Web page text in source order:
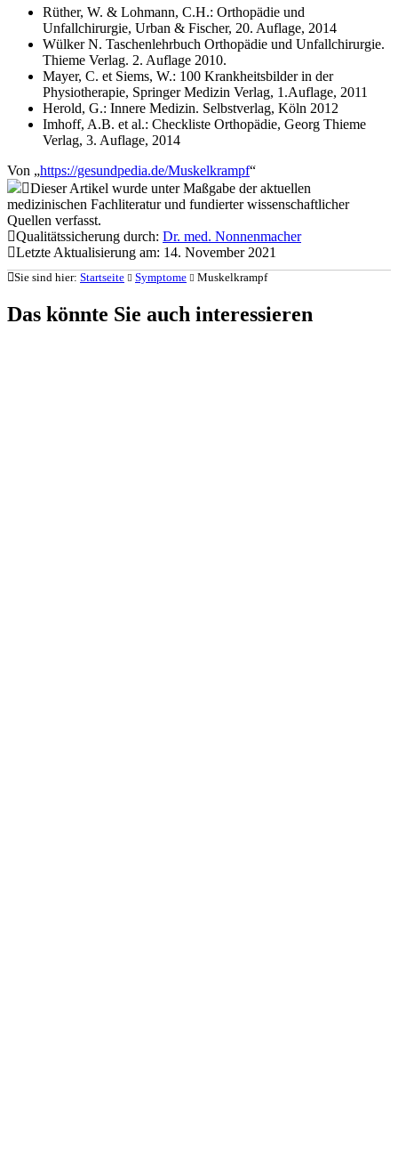
Rüther, W. & Lohmann, C.H.: Orthopädie und
Unfallchirurgie, Urban & Fischer, 20. Auflage, 2014
Wülker N. Taschenlehrbuch Orthopädie und Unfallchirurgie.
Thieme Verlag. 2. Auflage 2010.
Mayer, C. et Siems, W.: 100 Krankheitsbilder in der
Physiotherapie, Springer Medizin Verlag, 1.Auflage, 2011
Herold, G.: Innere Medizin. Selbstverlag, Köln 2012
Imhoff, A.B. et al.: Checkliste Orthopädie, Georg Thieme
Verlag, 3. Auflage, 2014
Von „https://gesundpedia.de/Muskelkrampf“
Dieser Artikel wurde unter Maßgabe der aktuellen
medizinischen Fachliteratur und fundierter wissenschaftlicher
Quellen verfasst.
Qualitätssicherung durch: Dr. med. Nonnenmacher
Letzte Aktualisierung am: 14. November 2021
Sie sind hier: Startseite Symptome Muskelkrampf
Das könnte Sie auch interessieren